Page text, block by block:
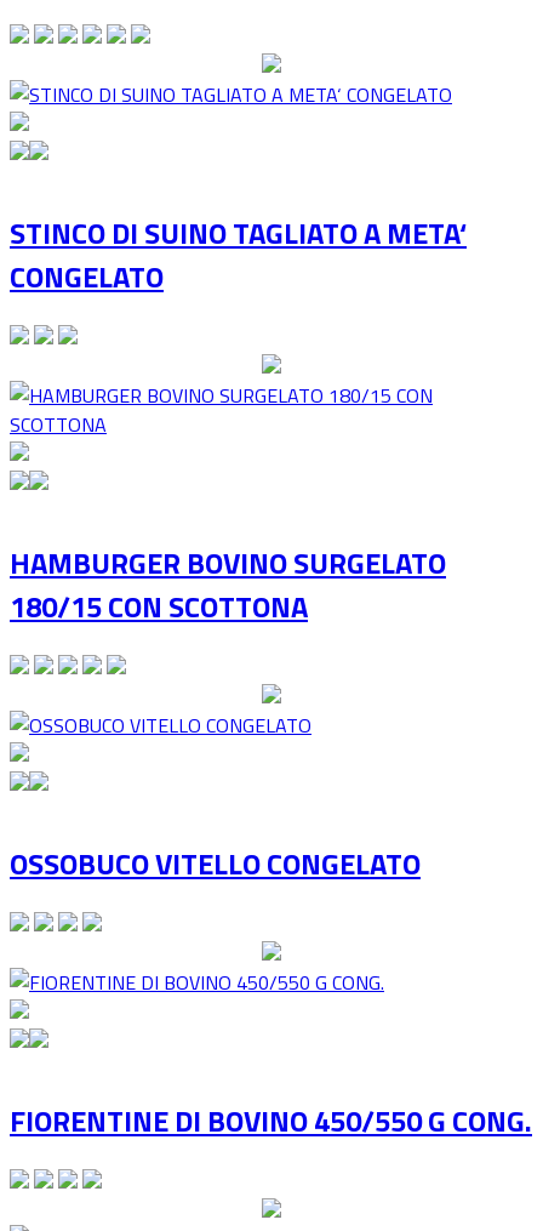
STINCO DI SUINO TAGLIATO A META‘
CONGELATO
HAMBURGER BOVINO SURGELATO
180/15 CON SCOTTONA
OSSOBUCO VITELLO CONGELATO
FIORENTINE DI BOVINO 450/550 G CONG.